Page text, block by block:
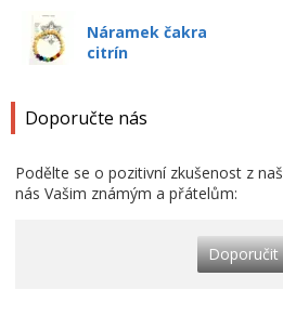
Náramek čakra
citrín
Doporučte nás
Podělte se o pozitivní zkušenost z
nás Vašim známým a přátelům:
Doporučit